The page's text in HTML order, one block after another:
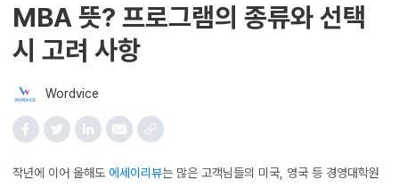
MBA 뜻? 프로그램의 종류와 선택
시 고려 사항
Wordvice
작년에 이어 올해도 에세이리뷰는 많은 고객님들의 미국, 영국 등 경영대학원